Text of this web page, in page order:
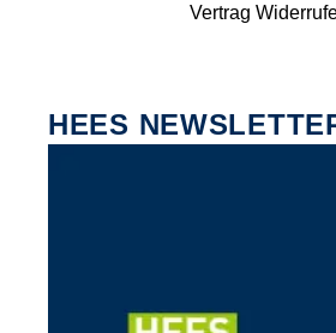
Vertrag
HEES